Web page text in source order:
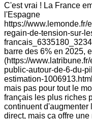
C'est vrai ! La France
l'Espagne
https://
regain-de-tension-sur-
barre des 6% en 2025,
(https://
public-autour-de-6-du-
estimation-
mais pas pour tout le
français les plus riches
continuent d'augmenter
direct, mais ça offre